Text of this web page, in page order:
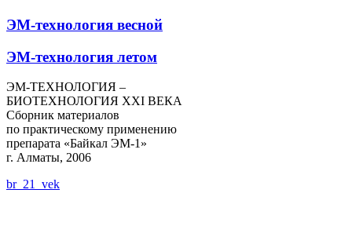
ЭМ-технология весной
ЭМ-технология летом
ЭМ-ТЕХНОЛОГИЯ –
БИОТЕХНОЛОГИЯ XXI ВЕКА
Сборник материалов
по практическому применению
препарата «Байкал ЭМ-1»
г. Алматы, 2006
br_21_vek